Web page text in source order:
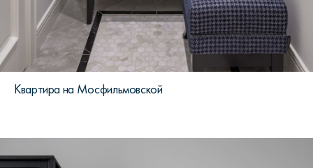
Квартира на Мосфильмовской